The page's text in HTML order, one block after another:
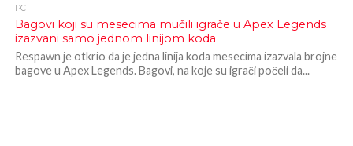
PC
Bagovi koji su mesecima mučili igrače u Apex Legends
izazvani samo jednom linijom koda
Respawn je otkrio da je jedna linija koda mesecima izazvala brojne
bagove u Apex Legends. Bagovi, na koje su igrači počeli da...